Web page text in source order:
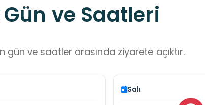
ve Saatleri
gün ve saatler arasında ziyarete açıktır.
Salı